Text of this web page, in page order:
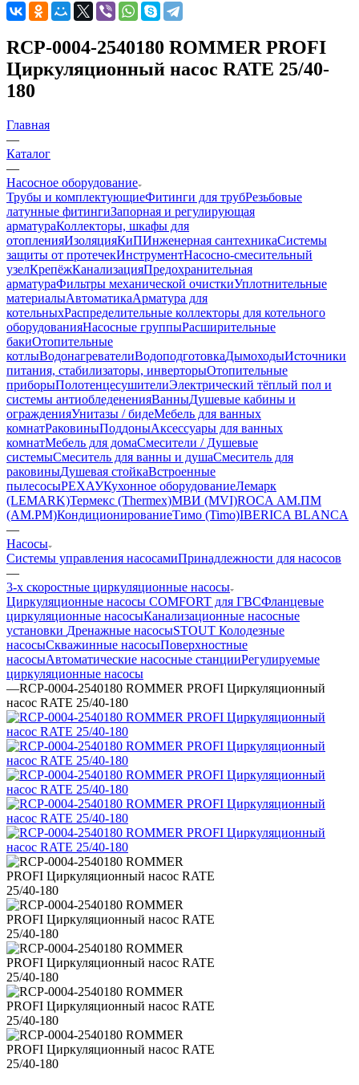
RCP-0004-2540180 ROMMER PROFI
Циркуляционный насос RATE 25/40-
180
Главная
—
Каталог
—
Насосное оборудование
Трубы и комплектующиеФитинги для трубРезьбовые
латунные фитингиЗапорная и регулирующая
арматураКоллекторы, шкафы для
отопленияИзоляцияКиПИнженерная сантехникаСистемы
защиты от протечекИнструментНасосно-смесительный
узелКрепёжКанализацияПредохранительная
арматураФильтры механической очисткиУплотнительные
материалыАвтоматикаАрматура для
котельныхРаспределительные коллекторы для котельного
оборудованияНасосные группыРасширительные
бакиОтопительные
котлыВодонагревателиВодоподготовкаДымоходыИсточники
питания, стабилизаторы, инверторыОтопительные
приборыПолотенцесушителиЭлектрический тёплый пол и
системы антиобледененияВанныДушевые кабины и
огражденияУнитазы / бидеМебель для ванных
комнатРаковиныПоддоныАксессуары для ванных
комнатМебель для домаСмесители / Душевые
системыСмеситель для ванны и душаСмеситель для
раковиныДушевая стойкаВстроенные
пылесосыРЕХАУКухонное оборудованиеЛемарк
(LEMARK)Термекс (Thermex)МВИ (MVI)ROCA АМ.ПМ
(AM.PM)КондиционированиеТимо (Timo)IBERICA BLANCA
—
Насосы
Системы управления насосамиПринадлежности для насосов
—
3-х скоростные циркуляционные насосы
Циркуляционные насосы COMFORT для ГВСФланцевые
циркуляционные насосыКанализационные насосные
установки Дренажные насосыSTOUT Колодезные
насосыCкважинные насосыПоверхностные
насосыАвтоматические насосные станцииРегулируемые
циркуляционные насосы
—RCP-0004-2540180 ROMMER PROFI Циркуляционный
насос RATE 25/40-180